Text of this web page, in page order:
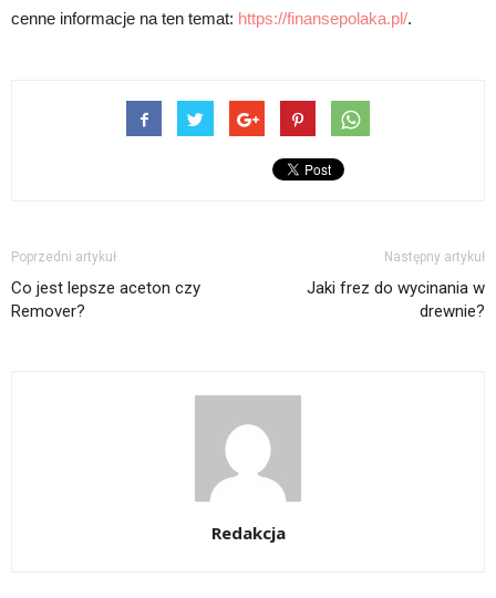
cenne informacje na ten temat: https://finansepolaka.pl/.
Poprzedni artykuł
Co jest lepsze aceton czy
Remover?
Następny artykuł
Jaki frez do wycinania w
drewnie?
Redakcja